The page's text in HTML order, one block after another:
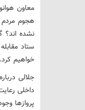
معاون
هجوم مردم
نشده
ستاد
خواهیم کرد.
جلالی
داخلی
پروازها